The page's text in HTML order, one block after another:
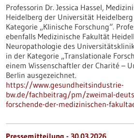
Professorin Dr. Jessica Hassel,
Heidelberg der Universität
Kategorie „Klinische Forschung“.
ebenfalls Medizinische Fakultät
Neuropathologie des
in der Kategorie „Translationale
einem Wissenschaftler der Charité –
Berlin ausgezeichnet.
https://www.gesundheitsindustrie-
bw.de/fachbeitrag/pm/zweimal-
forschende-der-medizinischen-
Pressemitteilung - 30.03.2026